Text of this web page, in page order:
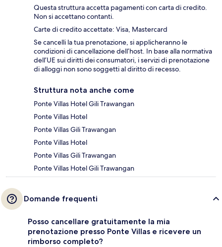
Questa struttura accetta pagamenti con carta di credito.
Non si accettano contanti.
Carte di credito accettate: Visa, Mastercard
Se cancelli la tua prenotazione, si applicheranno le
condizioni di cancellazione dell’host. In base alla normativa
dell’UE sui diritti dei consumatori, i servizi di prenotazione
di alloggi non sono soggetti al diritto di recesso.
Struttura nota anche come
Ponte Villas Hotel Gili Trawangan
Ponte Villas Hotel
Ponte Villas Gili Trawangan
Ponte Villas Hotel
Ponte Villas Gili Trawangan
Ponte Villas Hotel Gili Trawangan
Domande frequenti
Posso cancellare gratuitamente la mia
prenotazione presso Ponte Villas e ricevere un
rimborso completo?